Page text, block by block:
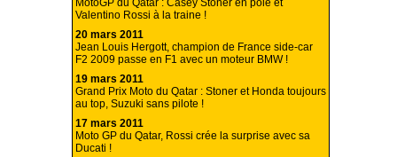
MotoGP du Qatar : Casey Stoner en pole et
Valentino Rossi à la traine !
20 mars 2011
Jean Louis Hergott, champion de France side-car
F2 2009 passe en F1 avec un moteur BMW !
19 mars 2011
Grand Prix Moto du Qatar : Stoner et Honda toujours
au top, Suzuki sans pilote !
17 mars 2011
Moto GP du Qatar, Rossi crée la surprise avec sa
Ducati !